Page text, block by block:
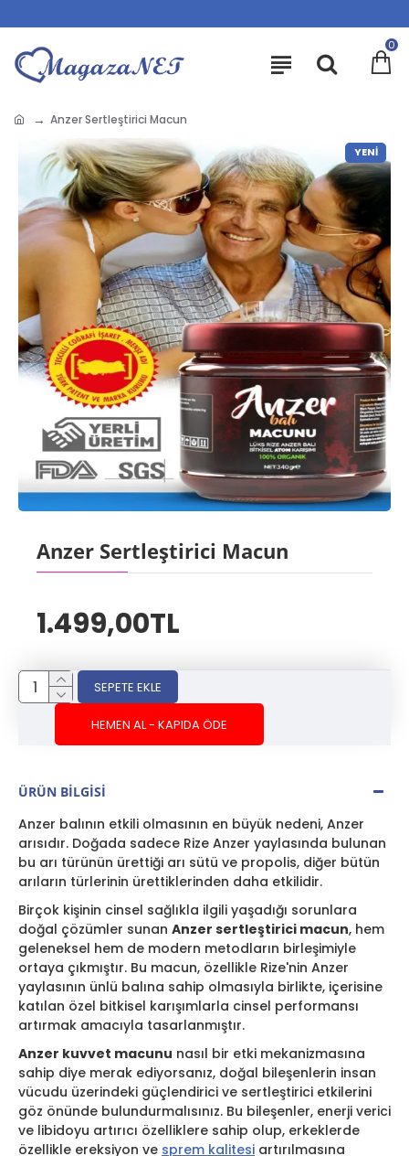
0
Anzer Sertleştirici Macun
YENI
Anzer Sertleştirici Macun
1.499,00TL
SEPETE EKLE
HEMEN AL - KAPIDA ÖDE
ÜRÜN BILGISI
Anzer balının etkili olmasının en büyük nedeni, Anzer
arısıdır. Doğada sadece Rize Anzer yaylasında bulunan
bu arı türünün ürettiği arı sütü ve propolis, diğer bütün
arıların türlerinin ürettiklerinden daha etkilidir.
Birçok kişinin cinsel sağlıkla ilgili yaşadığı sorunlara
doğal çözümler sunan Anzer sertleştirici macun, hem
geleneksel hem de modern metodların birleşimiyle
ortaya çıkmıştır. Bu macun, özellikle Rize'nin Anzer
yaylasının ünlü balına sahip olmasıyla birlikte, içerisine
katılan özel bitkisel karışımlarla cinsel performansı
artırmak amacıyla tasarlanmıştır.
Anzer kuvvet macunu nasıl bir etki mekanizmasına
sahip diye merak ediyorsanız, doğal bileşenlerin insan
vücudu üzerindeki güçlendirici ve sertleştirici etkilerini
göz önünde bulundurmalısınız. Bu bileşenler, enerji verici
ve libidoyu artırıcı özelliklere sahip olup, erkeklerde
özellikle ereksiyon ve sprem kalitesi artırılmasına